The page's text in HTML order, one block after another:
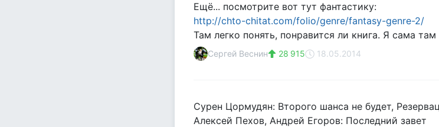
Ещё... посмотрите вот тут фантастику:
http://chto-chitat.com/folio/genre/fantasy-genre-2/
Там легко понять, понравится ли книга. Я сама
Сергей Веснин 28 915 18.05.2014
Сурен Цормудян: Второго шанса не будет,
Алексей Пехов, Андрей Егоров: Последний завет